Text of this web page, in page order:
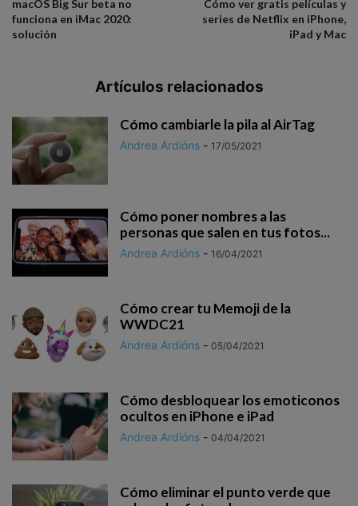
macOS Big Sur beta no
funciona en iMac 2020:
solución
Cómo ver gratis películas y
series de Netflix en iPhone,
iPad y Mac
Artículos relacionados
Cómo cambiarle la pila al AirTag
Andrea Ardións - 17/05/2021
Cómo poner nombres a las
personas que salen en tus fotos...
Andrea Ardións - 16/04/2021
Cómo crear tu Memoji de la
WWDC21
Andrea Ardións - 05/04/2021
Cómo desbloquear los emoticonos
ocultos en iPhone e iPad
Andrea Ardións - 04/04/2021
Cómo eliminar el punto verde que